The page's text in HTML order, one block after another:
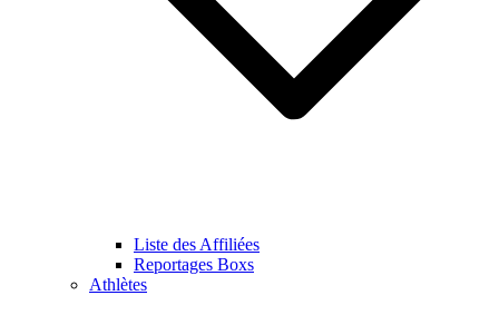
Liste des Affiliées
Reportages Boxs
Athlètes